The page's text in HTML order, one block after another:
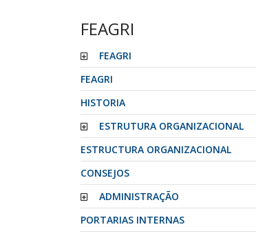
FEAGRI
FEAGRI
FEAGRI
HISTORIA
ESTRUTURA ORGANIZACIONAL
ESTRUCTURA ORGANIZACIONAL
CONSEJOS
ADMINISTRAÇÃO
PORTARIAS INTERNAS